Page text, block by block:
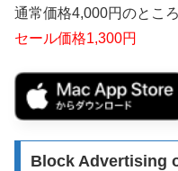
通常価格4,000円のところ
セール価格1,300円
Block Advertising